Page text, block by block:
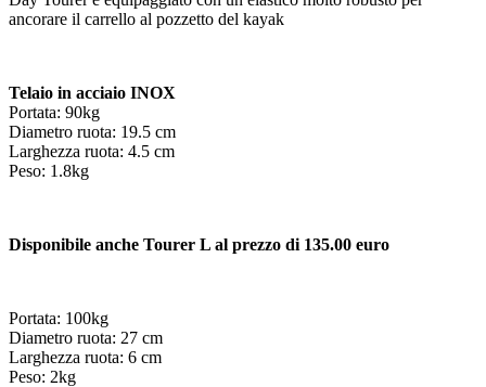
ancorare il carrello al pozzetto del kayak
Telaio in acciaio INOX
Portata: 90kg
Diametro ruota: 19.5 cm
Larghezza ruota: 4.5 cm
Peso: 1.8kg
Disponibile anche Tourer L al prezzo di 135.00 euro
Portata: 100kg
Diametro ruota: 27 cm
Larghezza ruota: 6 cm
Peso: 2kg